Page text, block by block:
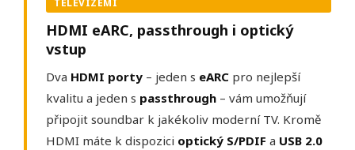
TELEVIZEMI
HDMI eARC, passthrough i optický
vstup
Dva HDMI porty – jeden s eARC pro nejlepší
kvalitu a jeden s passthrough – vám umožňují
připojit soundbar k jakékoliv moderní TV. Kromě
HDMI máte k dispozici optický S/PDIF a USB 2.0